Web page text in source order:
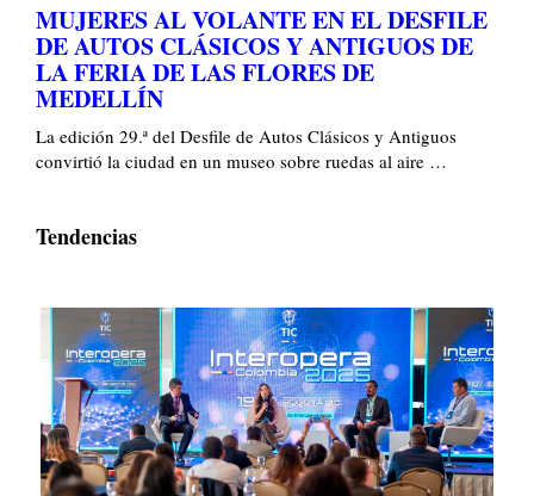
MUJERES AL VOLANTE EN EL DESFILE
DE AUTOS CLÁSICOS Y ANTIGUOS DE
LA FERIA DE LAS FLORES DE
MEDELLÍN
La edición 29.ª del Desfile de Autos Clásicos y Antiguos
convirtió la ciudad en un museo sobre ruedas al aire …
Tendencias